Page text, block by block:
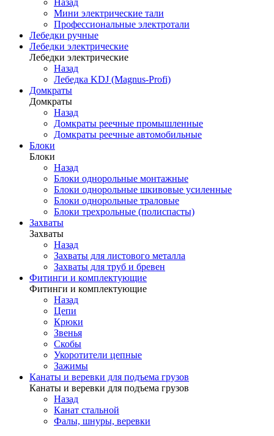
Назад
Мини электрические тали
Профессиональные электротали
Лебедки ручные
Лебедки электрические
Лебедки электрические
Назад
Лебедка KDJ (Magnus-Profi)
Домкраты
Домкраты
Назад
Домкраты реечные промышленные
Домкраты реечные автомобильные
Блоки
Блоки
Назад
Блоки однорольные монтажные
Блоки однорольные шкивовые усиленные
Блоки однорольные траловые
Блоки трехрольные (полиспасты)
Захваты
Захваты
Назад
Захваты для листового металла
Захваты для труб и бревен
Фитинги и комплектующие
Фитинги и комплектующие
Назад
Цепи
Крюки
Звенья
Скобы
Укоротители цепные
Зажимы
Канаты и веревки для подъема грузов
Канаты и веревки для подъема грузов
Назад
Канат стальной
Фалы, шнуры, веревки